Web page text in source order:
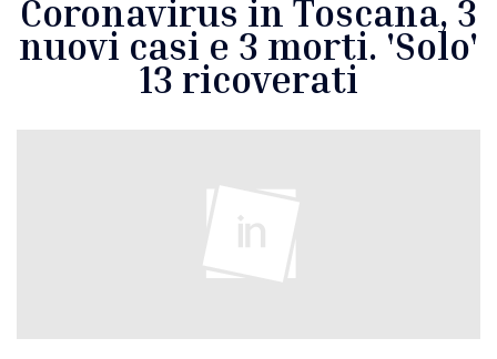
Coronavirus in Toscana, 3
nuovi casi e 3 morti. 'Solo'
13 ricoverati